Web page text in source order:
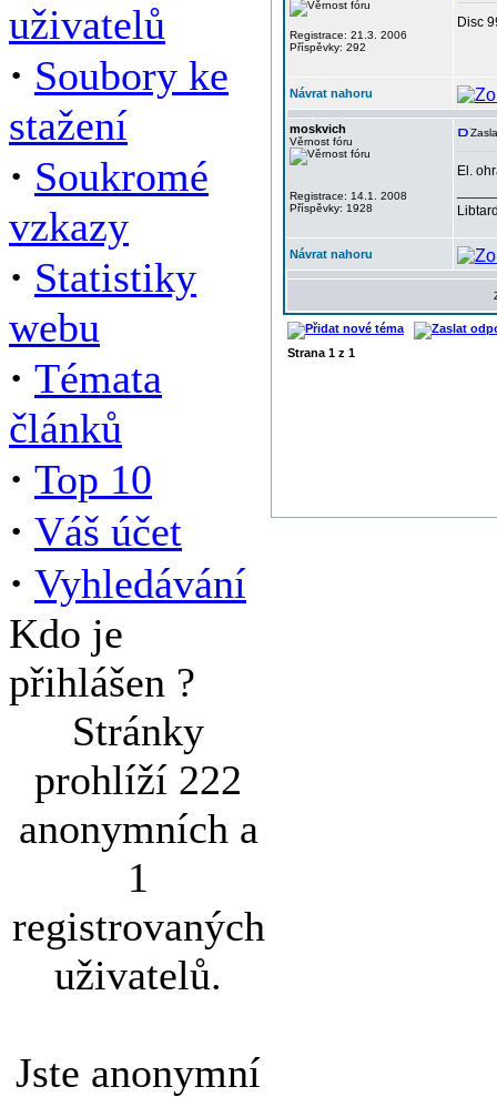
uživatelů
· Soubory ke
stažení
· Soukromé
vzkazy
· Statistiky
webu
· Témata
článků
· Top 10
· Váš účet
· Vyhledávání
Kdo je
přihlášen ?
Stránky
prohlíží 222
anonymních a
1
registrovaných
uživatelů.
Jste anonymní
Registrace: 21.3. 2006
Příspěvky: 292
Disc
Návrat nahoru
moskvich
Věrnost fóru
Registrace: 14.1. 2008
Příspěvky: 1928
El.
Návrat nahoru
Strana 1 z 1